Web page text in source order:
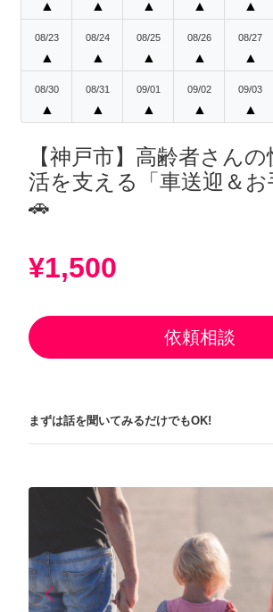
▲ ▲ ▲ ▲ ▲
08/23
▲
08/24
▲
08/25
▲
08/26
▲
08/27
▲
08/30
▲
08/31
▲
09/01
▲
09/02
▲
09/03
▲
【神戸市】高齢者さん
活を支える「車送迎＆お
🚗
¥1,500
依頼相談
まずは話を聞いてみるだけでもOK!
arrow_back_iosPrevious